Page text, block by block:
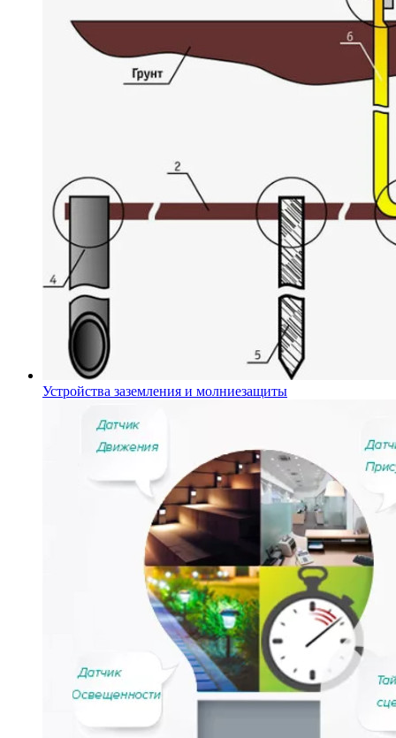
Устройства заземления и молниезащиты